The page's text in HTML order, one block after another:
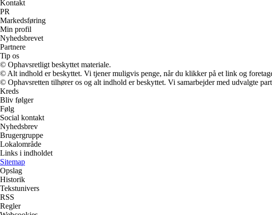
Kontakt
PR
Markedsføring
Min profil
Nyhedsbrevet
Partnere
Tip os
© Ophavsretligt beskyttet materiale.
© Alt indhold er beskyttet. Vi tjener muligvis penge, når du klikker på et link og
© Ophavsretten tilhører os og alt indhold er beskyttet. Vi samarbejder med udvalgte
Kreds
Bliv følger
Følg
Social kontakt
Nyhedsbrev
Brugergruppe
Lokalområde
Links i indholdet
Sitemap
Opslag
Historik
Tekstunivers
RSS
Regler